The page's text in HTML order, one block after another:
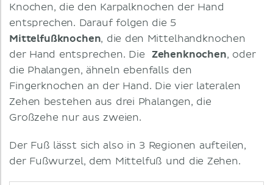
Knochen, die den Karpalknochen der Hand
entsprechen. Darauf folgen die 5
Mittelfußknochen, die den Mittelhandknochen
der Hand entsprechen. Die Zehenknochen, oder
die Phalangen, ähneln ebenfalls den
Fingerknochen an der Hand. Die vier lateralen
Zehen bestehen aus drei Phalangen, die
Großzehe nur aus zweien.
Der Fuß lässt sich also in 3 Regionen aufteilen,
der Fußwurzel, dem Mittelfuß und die Zehen.